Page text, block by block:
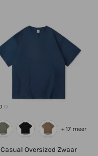
Casual Oversized Zwaar
+ 17 meer